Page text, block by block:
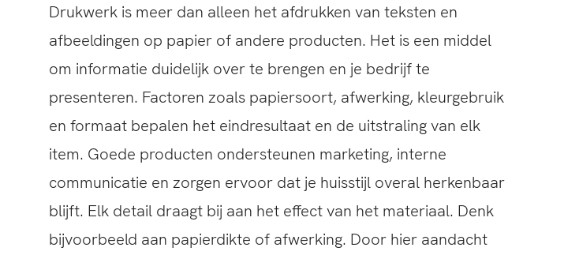
Drukwerk is meer dan alleen het afdrukken van teksten en
afbeeldingen op papier of andere producten. Het is een middel
om informatie duidelijk over te brengen en je bedrijf te
presenteren. Factoren zoals papiersoort, afwerking, kleurgebruik
en formaat bepalen het eindresultaat en de uitstraling van elk
item. Goede producten ondersteunen marketing, interne
communicatie en zorgen ervoor dat je huisstijl overal herkenbaar
blijft. Elk detail draagt bij aan het effect van het materiaal. Denk
bijvoorbeeld aan papierdikte of afwerking. Door hier aandacht